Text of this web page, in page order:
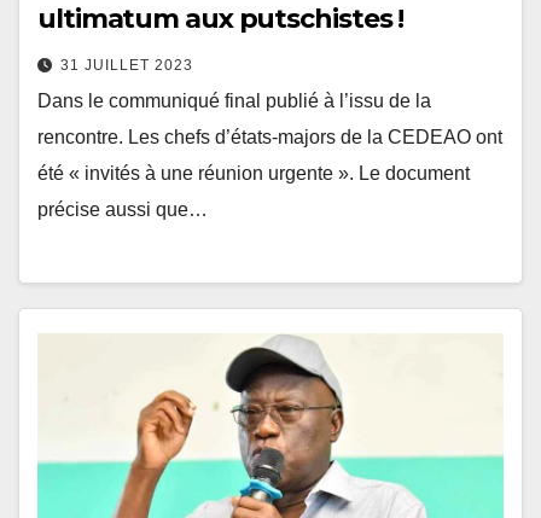
ultimatum aux putschistes !
31 JUILLET 2023
Dans le communiqué final publié à l’issu de la
rencontre. Les chefs d’états-majors de la CEDEAO ont
été « invités à une réunion urgente ». Le document
précise aussi que…